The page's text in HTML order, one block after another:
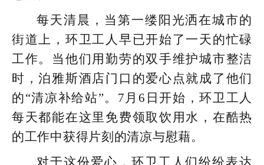
每天清晨，当第一缕阳光洒在城市的
街道上，环卫工人早已开始了一天的忙碌
工作。当他们用勤劳的双手维护城市整洁
时，泊雅斯酒店门口的爱心点就成了他们
的“清凉补给站”。7月6日开始，环卫工人
每天都能在这里免费领取饮用水，在酷热
的工作中获得片刻的清凉与慰藉。
对于这份爱心，环卫工人们纷纷表达